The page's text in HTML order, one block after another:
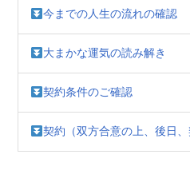
今までの人生の流れの確認
大まかな運気の読み解き
契約条件のご確認
契約（双方合意の上、後日、